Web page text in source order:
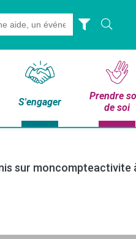
S'engager
Prendre
de soi
sur moncompteactivite